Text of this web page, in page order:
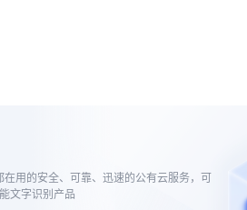
用的安全、可靠、迅速的公有云服务，可
文字识别产品